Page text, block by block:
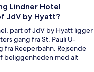
Lindner Hotel
JdV by Hyatt?
part of JdV by Hyatt ligger
gang fra St. Pauli U-
fra Reeperbahn. Rejsende
beliggenheden med alt